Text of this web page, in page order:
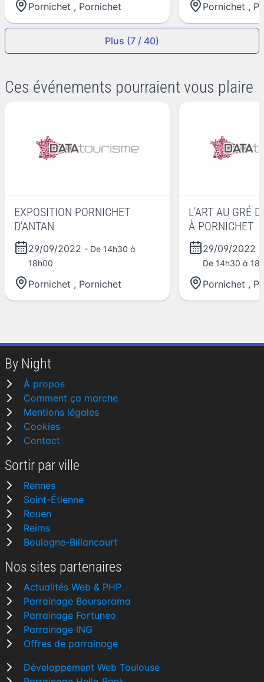
Pornichet , Pornichet Pornichet ,
Plus (7 / 40)
Ces événements pourraient vous plaire
EXPOSITION PORNICHET
D'ANTAN
29/09/2022 - De 14h30 à
18h00
Pornichet , Pornichet
L'ART AU GRÉ
À PORNICHET
29/09/2022
De 14h30 à
Pornichet ,
By Night
À propos
Comment ça marche
Mentions légales
Cookies
Contact
Sortir par ville
Rennes
Saint-Étienne
Rouen
Reims
Boulogne-Billancourt
Nos sites partenaires
Actualités Web & PHP
Parrainage Boursorama
Parrainage Fortuneo
Parrainage ING
Offres de parrainage
Développement Web Toulouse